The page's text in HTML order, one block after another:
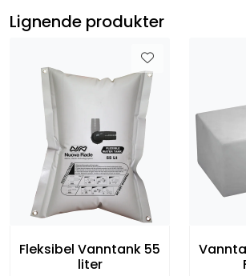
Lignende produkter
Fleksibel Vanntank 55
liter